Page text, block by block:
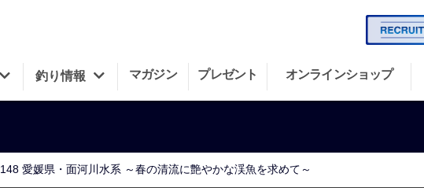
釣り情報 マガジン プレゼント オンラインショップ
148 愛媛県・面河川水系 ～春の清流に艶やかな渓魚を求めて～